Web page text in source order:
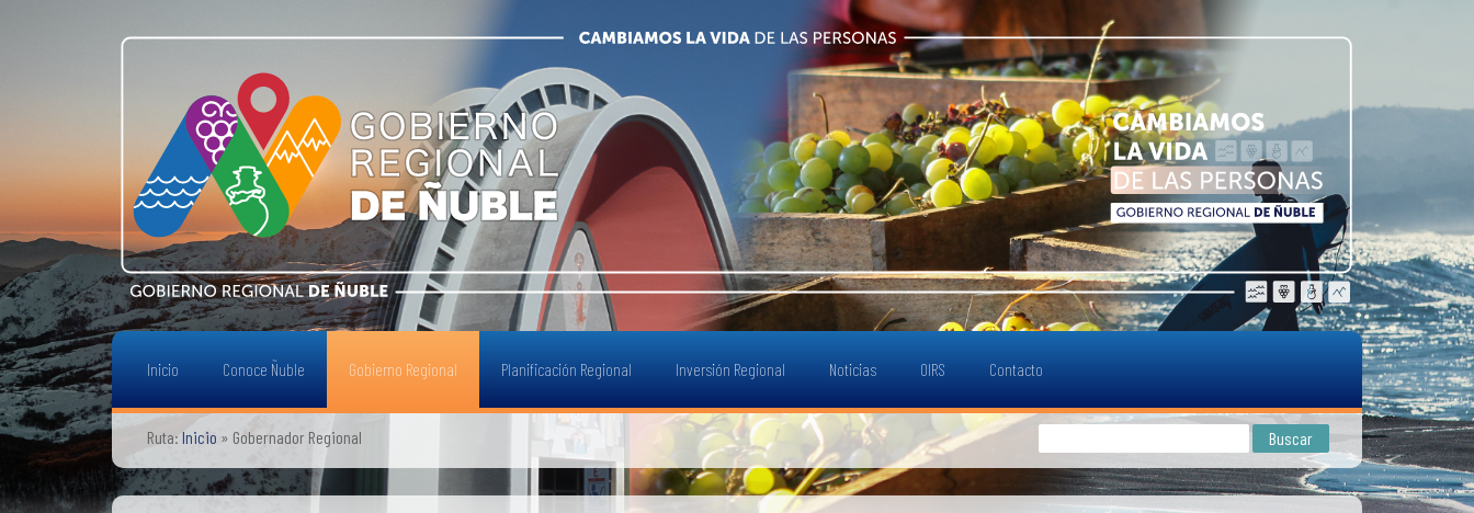
Inicio Conoce Ñuble Gobierno Regional Planificación Regional Inversión Regional Noticias OIRS Contacto
Ruta: Inicio » Gobernador Regional